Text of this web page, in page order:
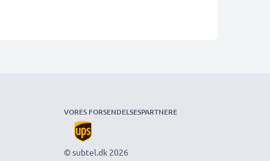
VORES FORSENDELSESPARTNERE
© subtel.dk 2026